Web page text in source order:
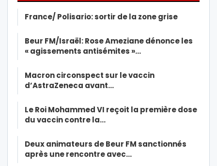
France/ Polisario: sortir de la zone grise
Beur FM/Israël: Rose Ameziane dénonce les
« agissements antisémites »…
Macron circonspect sur le vaccin
d’AstraZeneca avant…
Le Roi Mohammed VI reçoit la première dose
du vaccin contre la…
Deux animateurs de Beur FM sanctionnés
après une rencontre avec…